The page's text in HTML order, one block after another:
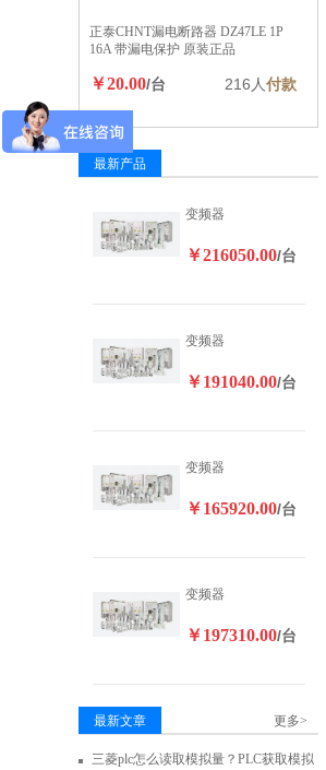
正泰CHNT漏电断路器 DZ47LE 1P
16A 带漏电保护 原装正品
￥20.00/台 216人付款
最新产品
变频器
￥216050.00/台
变频器
￥191040.00/台
变频器
￥165920.00/台
变频器
￥197310.00/台
最新文章 更多>
三菱plc怎么读取模拟量？PLC获取模拟